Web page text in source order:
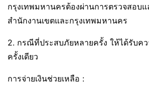
กรุงเทพมหานครต้องผ่านการตรวจสอบ
สำนักงานเขตและกรุงเทพมหานคร
2. กรณีที่ประสบภัยหลายครั้ง ให้ได้รับคว
ครั้งเดียว
การจ่ายเงินช่วยเหลือ :